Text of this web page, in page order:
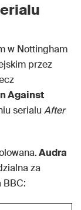
w Nottingham
przez
Against
serialu After
Audra
za
BBC: